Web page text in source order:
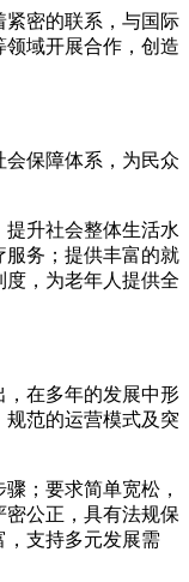
紧密的联系，与国际
域开展合作，创造
保障体系，为民众
升社会整体生活水
服务；提供丰富的就
，为老年人提供全
，在多年的发展中形
规范的运营模式及突
；要求简单宽松，
公正，具有法规保
，支持多元发展需